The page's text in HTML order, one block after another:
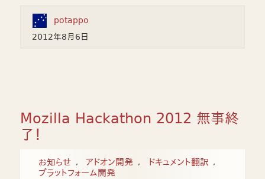
potappo
2012年8月6日
Mozilla Hackathon 2012 無事終
了！
お知らせ アドオン開発
ドキュメント翻訳
プラットフォーム開発